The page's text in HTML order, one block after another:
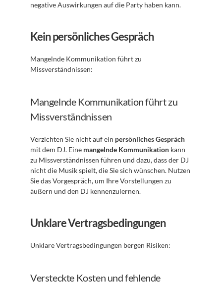
negative Auswirkungen auf die Party haben kann.
Kein persönliches Gespräch
Mangelnde Kommunikation führt zu
Missverständnissen:
Mangelnde Kommunikation führt zu
Missverständnissen
Verzichten Sie nicht auf ein persönliches Gespräch
mit dem DJ. Eine mangelnde Kommunikation kann
zu Missverständnissen führen und dazu, dass der DJ
nicht die Musik spielt, die Sie sich wünschen. Nutzen
Sie das Vorgespräch, um Ihre Vorstellungen zu
äußern und den DJ kennenzulernen.
Unklare Vertragsbedingungen
Unklare Vertragsbedingungen bergen Risiken:
Versteckte Kosten und fehlende